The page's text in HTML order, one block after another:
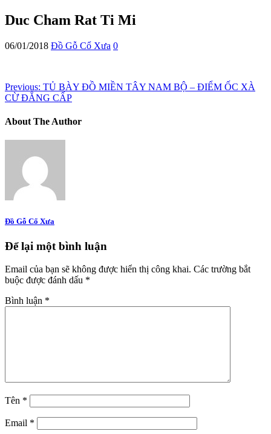
Duc Cham Rat Ti Mi
06/01/2018 Đồ Gỗ Cổ Xưa 0
Previous: TỦ BÀY ĐỒ MIỀN TÂY NAM BỘ – ĐIỂM ỐC XÀ
CỪ ĐẲNG CẤP
About The Author
Đồ Gỗ Cổ Xưa
Để lại một bình luận
Email của bạn sẽ không được hiển thị công khai. Các trường bắt
buộc được đánh dấu *
Bình luận *
Tên *
Email *